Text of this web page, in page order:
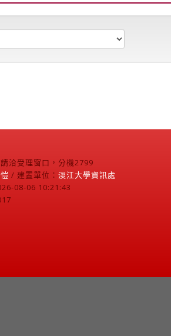
洽受理窗口，分機2799
/ 建置單位： 淡江大學資訊處
08-06 10:21:43